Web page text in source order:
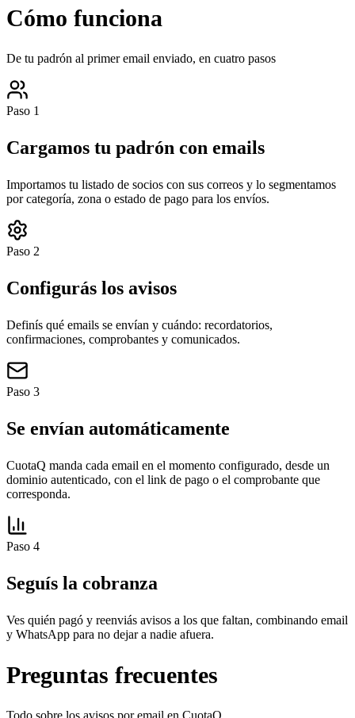
Cómo funciona
De tu padrón al primer email enviado, en cuatro pasos
Paso 1
Cargamos tu padrón con emails
Importamos tu listado de socios con sus correos y lo segmentamos
por categoría, zona o estado de pago para los envíos.
Paso 2
Configurás los avisos
Definís qué emails se envían y cuándo: recordatorios,
confirmaciones, comprobantes y comunicados.
Paso 3
Se envían automáticamente
CuotaQ manda cada email en el momento configurado, desde un
dominio autenticado, con el link de pago o el comprobante que
corresponda.
Paso 4
Seguís la cobranza
Ves quién pagó y reenviás avisos a los que faltan, combinando email
y WhatsApp para no dejar a nadie afuera.
Preguntas frecuentes
Todo sobre los avisos por email en CuotaQ